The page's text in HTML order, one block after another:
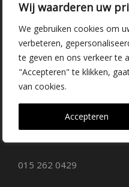
Wij waarderen uw
We gebruiken cookies om
verbeteren,
te geven en ons verkeer te
"Accepteren" te klikken,
van cookies.
Accepteren
Vacatures
Contact
Kwekerij
Vrederustlaan 10
2645 AW Delfgauw
015 262 0429